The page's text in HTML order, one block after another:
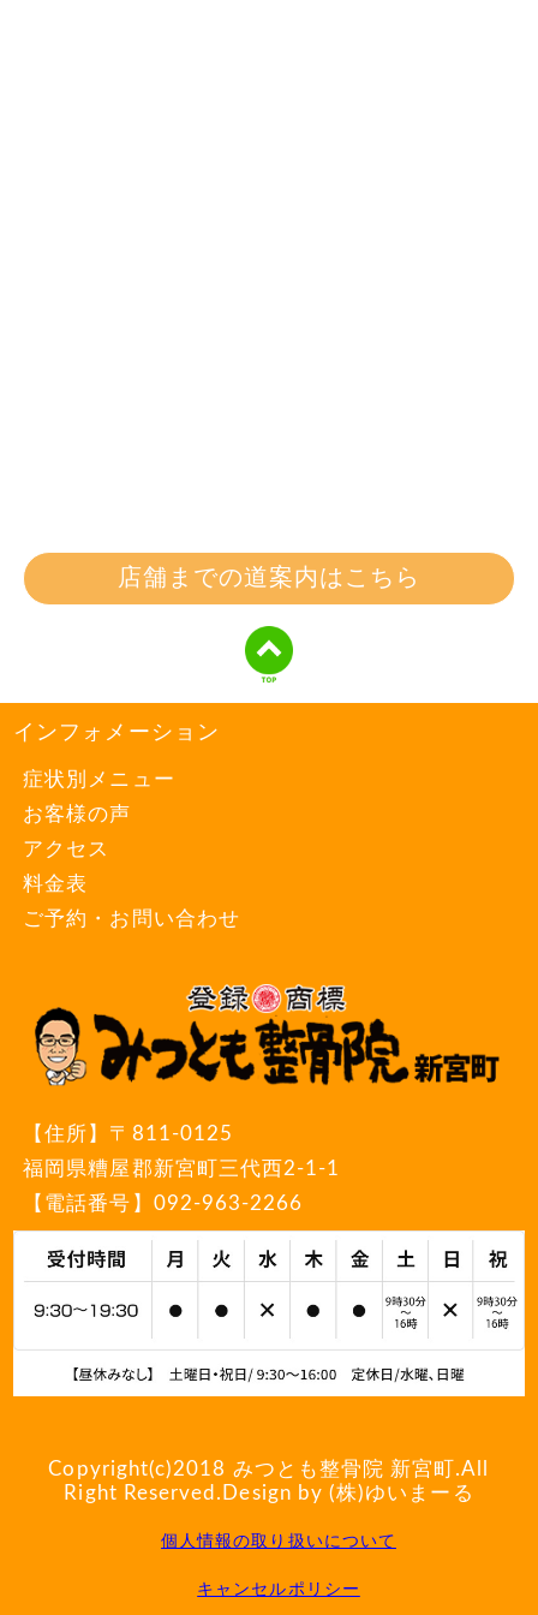
店舗までの道案内はこちら
インフォメーション
症状別メニュー
お客様の声
アクセス
料金表
ご予約・お問い合わせ
【住所】 〒811-0125
福岡県糟屋郡新宮町三代西2-1-1
【電話番号】 092-963-2266
Copyright(c)2018 みつとも整骨院 新宮町 .All
Right Reserved.Design by (株)ゆいまーる
個人情報の取り扱いについて
キャンセルポリシー